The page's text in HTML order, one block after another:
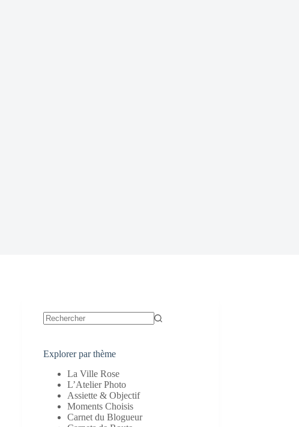
Explorer par thème
La Ville Rose
L’Atelier Photo
Assiette & Objectif
Moments Choisis
Carnet du Blogueur